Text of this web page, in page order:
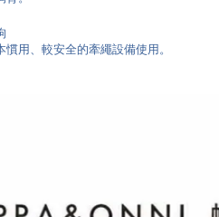
用、較安全的牽繩設備使用。